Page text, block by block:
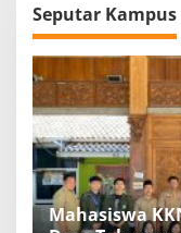
Seputar Kampus
Comfest